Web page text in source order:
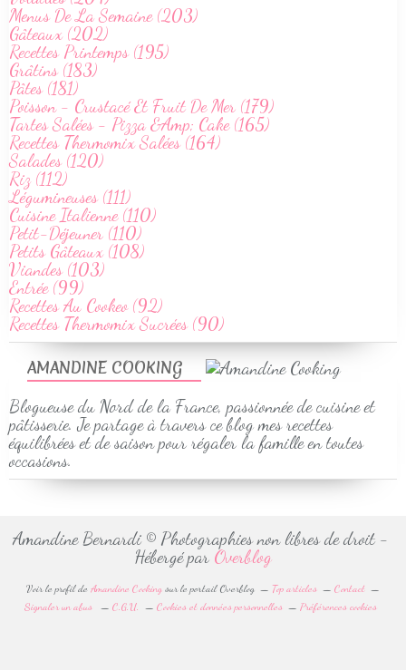
AMANDINE COOKING
Blogueuse du Nord de la France, passionnée de cuisine et
pâtisserie. Je partage à travers ce blog mes recettes
équilibrées et de saison pour régaler la famille en toutes
occasions.
Menus De La Semaine (203)
Gâteaux (202)
Recettes Printemps (195)
Grâtins (183)
Pâtes (181)
Poisson - Crustacé Et Fruit De Mer (179)
Tartes Salées - Pizza &Amp; Cake (165)
Recettes Thermomix Salées (164)
Salades (120)
Riz (112)
Légumineuses (111)
Cuisine Italienne (110)
Petit-Déjeuner (110)
Petits Gâteaux (108)
Viandes (103)
Entrée (99)
Recettes Au Cookeo (92)
Recettes Thermomix Sucrées (90)
Amandine Bernardi © Photographies non libres de droit -
Hébergé par Overblog
Voir le profil de Amandine Cooking sur le portail Overblog Top articles
Contact
Signaler un abus
C.G.U. Cookies et données personnelles Préférences cookies